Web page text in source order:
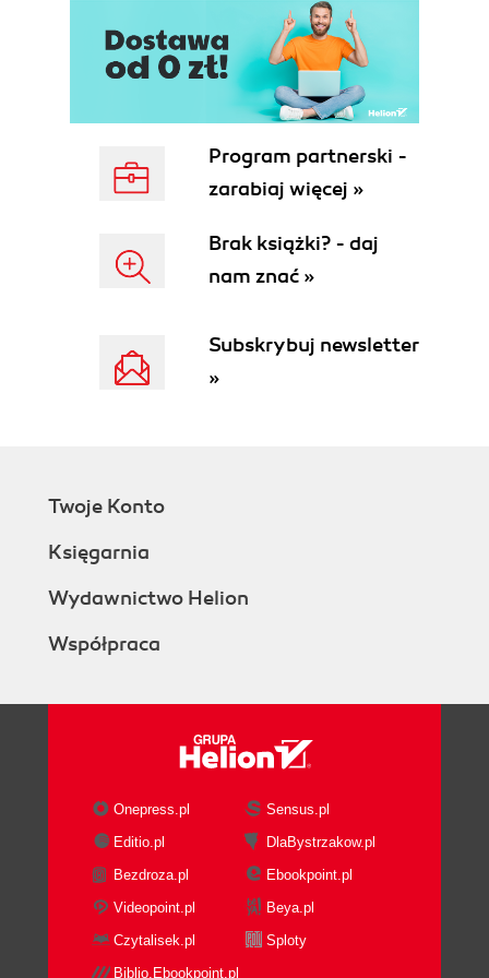
Program partnerski -
zarabiaj więcej »
Brak książki? - daj
nam znać »
Subskrybuj newsletter
»
Twoje Konto
Księgarnia
Wydawnictwo Helion
Współpraca
Onepress.pl
Sensus.pl
Editio.pl
DlaBystrzakow.pl
Bezdroza.pl
Ebookpoint.pl
Videopoint.pl
Beya.pl
Czytalisek.pl
Sploty
Biblio.Ebookpoint.pl